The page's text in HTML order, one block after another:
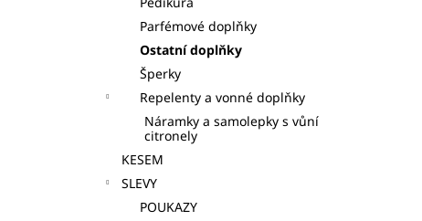
Parfémové doplňky
Ostatní doplňky
Šperky
Repelenty a vonné doplňky
Náramky a samolepky s vůní
citronely
KESEM
SLEVY
POUKAZY